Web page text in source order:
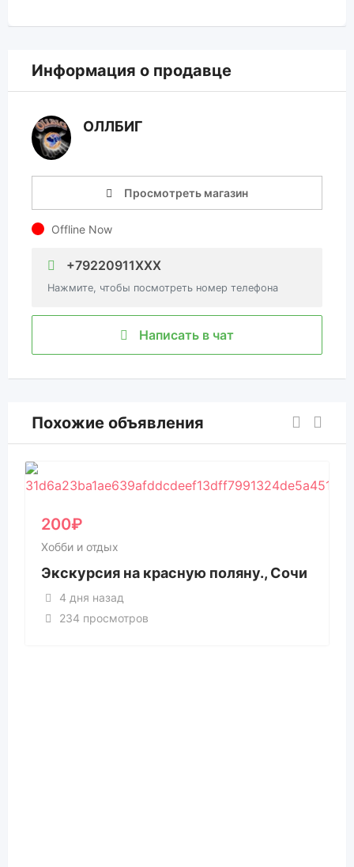
Информация о продавце
ОЛЛБИГ
Просмотреть магазин
Offline Now
+79220911XXX
Нажмите, чтобы посмотреть номер телефона
Написать в чат
Похожие объявления
200₽
Хобби и отдых
Экскурсия на красную поляну., Сочи
4 дня назад
234 просмотров